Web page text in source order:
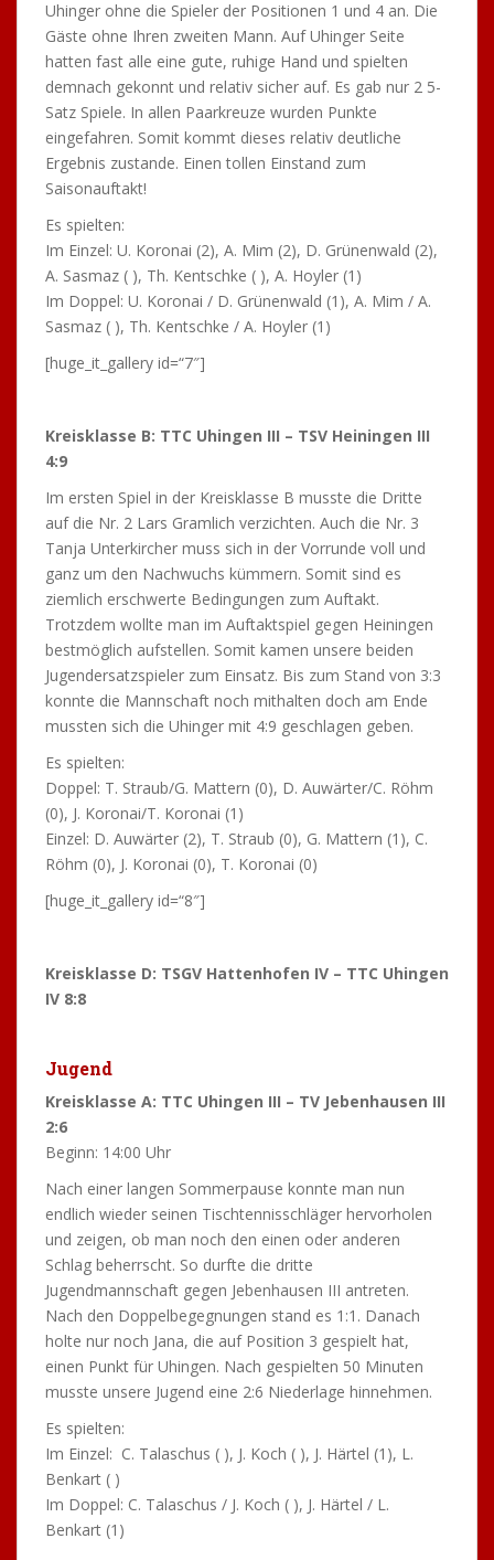
Uhinger ohne die Spieler der Positionen 1 und 4 an. Die
Gäste ohne Ihren zweiten Mann. Auf Uhinger Seite
hatten fast alle eine gute, ruhige Hand und spielten
demnach gekonnt und relativ sicher auf. Es gab nur 2 5-
Satz Spiele. In allen Paarkreuze wurden Punkte
eingefahren. Somit kommt dieses relativ deutliche
Ergebnis zustande. Einen tollen Einstand zum
Saisonauftakt!
Es spielten:
Im Einzel: U. Koronai (2), A. Mim (2), D. Grünenwald (2),
A. Sasmaz ( ), Th. Kentschke ( ), A. Hoyler (1)
Im Doppel: U. Koronai / D. Grünenwald (1), A. Mim / A.
Sasmaz ( ), Th. Kentschke / A. Hoyler (1)
[huge_it_gallery id=“7″]
Kreisklasse B: TTC Uhingen III – TSV Heiningen III
4:9
Im ersten Spiel in der Kreisklasse B musste die Dritte
auf die Nr. 2 Lars Gramlich verzichten. Auch die Nr. 3
Tanja Unterkircher muss sich in der Vorrunde voll und
ganz um den Nachwuchs kümmern. Somit sind es
ziemlich erschwerte Bedingungen zum Auftakt.
Trotzdem wollte man im Auftaktspiel gegen Heiningen
bestmöglich aufstellen. Somit kamen unsere beiden
Jugendersatzspieler zum Einsatz. Bis zum Stand von 3:3
konnte die Mannschaft noch mithalten doch am Ende
mussten sich die Uhinger mit 4:9 geschlagen geben.
Es spielten:
Doppel: T. Straub/G. Mattern (0), D. Auwärter/C. Röhm
(0), J. Koronai/T. Koronai (1)
Einzel: D. Auwärter (2), T. Straub (0), G. Mattern (1), C.
Röhm (0), J. Koronai (0), T. Koronai (0)
[huge_it_gallery id=“8″]
Kreisklasse D: TSGV Hattenhofen IV – TTC Uhingen
IV 8:8
Jugend
Kreisklasse A: TTC Uhingen III – TV Jebenhausen III
2:6
Beginn: 14:00 Uhr
Nach einer langen Sommerpause konnte man nun
endlich wieder seinen Tischtennisschläger hervorholen
und zeigen, ob man noch den einen oder anderen
Schlag beherrscht. So durfte die dritte
Jugendmannschaft gegen Jebenhausen III antreten.
Nach den Doppelbegegnungen stand es 1:1. Danach
holte nur noch Jana, die auf Position 3 gespielt hat,
einen Punkt für Uhingen. Nach gespielten 50 Minuten
musste unsere Jugend eine 2:6 Niederlage hinnehmen.
Es spielten:
Im Einzel: C. Talaschus ( ), J. Koch ( ), J. Härtel (1), L.
Benkart ( )
Im Doppel: C. Talaschus / J. Koch ( ), J. Härtel / L.
Benkart (1)